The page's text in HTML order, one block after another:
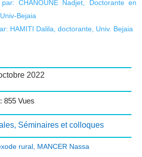
CHANOUNE Nadjet, Doctorante en
Bejaia
HAMITI Dalila, doctorante, Univ. Bejaia
2022
855 Vues
, Séminaires et colloques
rural, MANCER Nassa